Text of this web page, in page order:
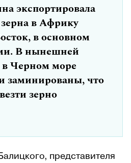
экспортировала
в Африку
в основном
В нынешней
Черном море
заминированы, что
зерно
представителя